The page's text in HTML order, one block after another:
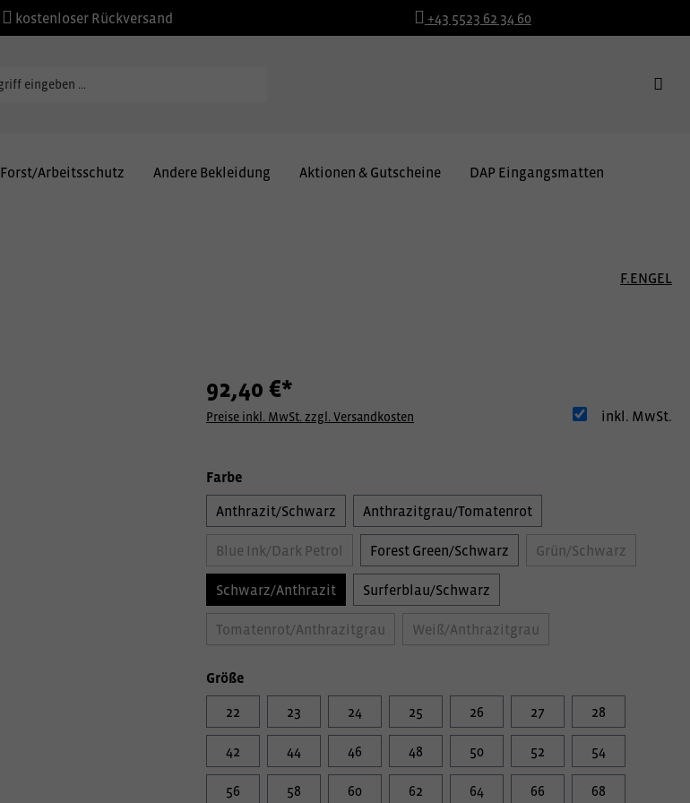
kostenloser Rückversand +43 5523 62 34 60
Forst/Arbeitsschutz Andere Bekleidung Aktionen & Gutscheine DAP Eingangsmatten
F.ENGEL
92,40 €*
inkl. MwSt.
Preise inkl. MwSt. zzgl. Versandkosten
Farbe
Anthrazit/Schwarz Anthrazitgrau/Tomatenrot
Blue Ink/Dark Petrol Forest Green/Schwarz Grün/Schwarz
Schwarz/Anthrazit Surferblau/Schwarz
Tomatenrot/Anthrazitgrau Weiß/Anthrazitgrau
Größe
22 23 24 25 26 27 28
42 44 46 48 50 52 54
56 58 60 62 64 66 68